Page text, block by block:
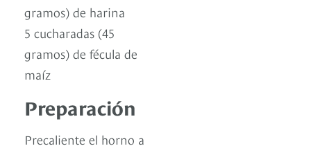
gramos) de harina
5 cucharadas (45
gramos) de fécula de
maíz
Preparación
Precaliente el horno a